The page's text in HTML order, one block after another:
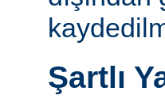
Şartlı